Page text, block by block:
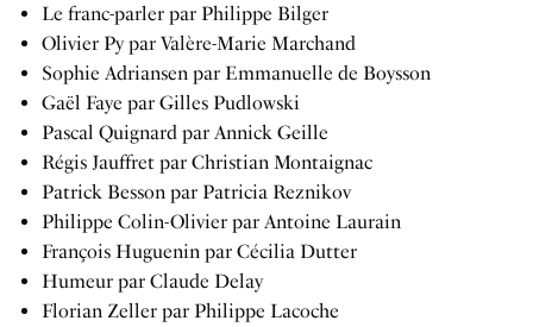
Le franc-parler par Philippe Bilger
Olivier Py par Valère-Marie Marchand
Sophie Adriansen par Emmanuelle de Boysson
Gaël Faye par Gilles Pudlowski
Pascal Quignard par Annick Geille
Régis Jauffret par Christian Montaignac
Patrick Besson par Patricia Reznikov
Philippe Colin-Olivier par Antoine Laurain
François Huguenin par Cécilia Dutter
Humeur par Claude Delay
Florian Zeller par Philippe Lacoche